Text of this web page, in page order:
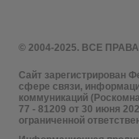
© 2004-2025. ВСЕ
Сайт зарегистрирован
сфере связи,
коммуникаций
77 - 81209 от 30 июня
ограниченной